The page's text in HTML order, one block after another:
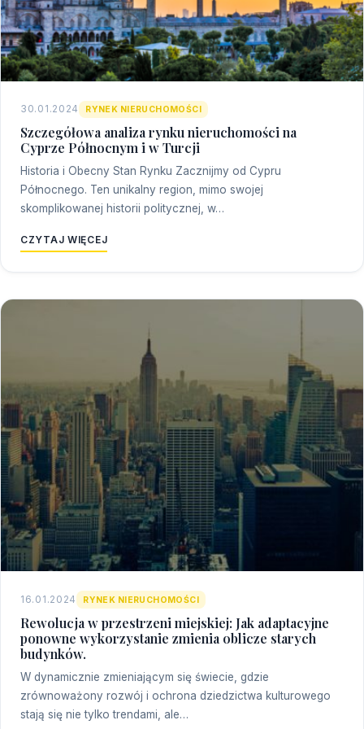
30.01.2024 RYNEK NIERUCHOMOŚCI
Szczegółowa analiza rynku nieruchomości na
Cyprze Północnym i w Turcji
Historia i Obecny Stan Rynku Zacznijmy od Cypru
Północnego. Ten unikalny region, mimo swojej
skomplikowanej historii politycznej, w…
CZYTAJ WIĘCEJ
16.01.2024 RYNEK NIERUCHOMOŚCI
Rewolucja w przestrzeni miejskiej: Jak adaptacyjne
ponowne wykorzystanie zmienia oblicze starych
budynków.
W dynamicznie zmieniającym się świecie, gdzie
zrównoważony rozwój i ochrona dziedzictwa kulturowego
stają się nie tylko trendami, ale…